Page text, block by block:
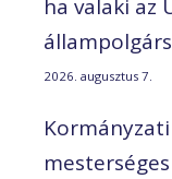
ha valaki az
2026. augusztus 7.